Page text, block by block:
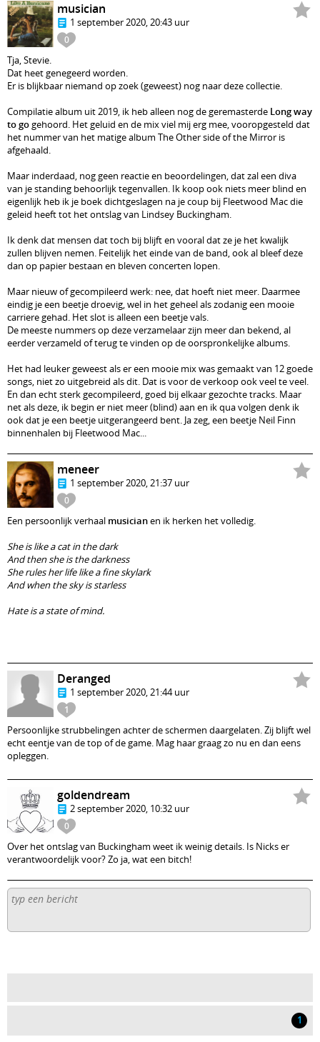
0
musician
1 september 2020, 20:43 uur
Tja, Stevie.
Dat heet genegeerd worden.
Er is blijkbaar niemand op zoek (geweest) nog naar deze collectie.
Compilatie album uit 2019, ik heb alleen nog de geremasterde Long way
to gogehoord. Het geluid en de mix viel mij erg mee, vooropgesteld dat
het nummer van het matige album The Other side of the Mirror is
afgehaald.
Maar inderdaad, nog geen reactie en beoordelingen, dat zal een diva
van je standing behoorlijk tegenvallen. Ik koop ook niets meer blind en
eigenlijk heb ik je boek dichtgeslagen na je coup bij Fleetwood Mac die
geleid heeft tot het ontslag van Lindsey Buckingham.
Ik denk dat mensen dat toch bij blijft en vooral dat ze je het kwalijk
zullen blijven nemen. Feitelijk het einde van de band, ook al bleef deze
dan op papier bestaan en bleven concerten lopen.
Maar nieuw of gecompileerd werk: nee, dat hoeft niet meer. Daarmee
eindig je een beetje droevig, wel in het geheel als zodanig een mooie
carriere gehad. Het slot is alleen een beetje vals.
De meeste nummers op deze verzamelaar zijn meer dan bekend, al
eerder verzameld of terug te vinden op de oorspronkelijke albums.
Het had leuker geweest als er een mooie mix was gemaakt van 12 goede
songs, niet zo uitgebreid als dit. Dat is voor de verkoop ook veel te veel.
En dan echt sterk gecompileerd, goed bij elkaar gezochte tracks. Maar
net als deze, ik begin er niet meer (blind) aan en ik qua volgen denk ik
ook dat je een beetje uitgerangeerd bent. Ja zeg, een beetje Neil Finn
binnenhalen bij Fleetwood Mac...
0
meneer
1 september 2020, 21:37 uur
Een persoonlijk verhaal musicianen ik herken het volledig.
She is like a cat in the dark
And then she is the darkness
She rules her life like a fine skylark
And when the sky is starless
Hate is a state of mind.
1
Deranged
1 september 2020, 21:44 uur
Persoonlijke strubbelingen achter de schermen daargelaten. Zij blijft wel
echt eentje van de top of de game. Mag haar graag zo nu en dan eens
opleggen.
0
goldendream
2 september 2020, 10:32 uur
Over het ontslag van Buckingham weet ik weinig details. Is Nicks er
verantwoordelijk voor? Zo ja, wat een bitch!
1